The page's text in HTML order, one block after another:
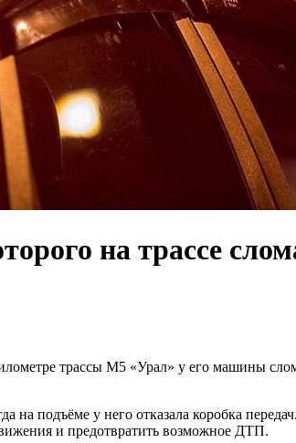
на трассе
трассы М5 «Урал» у его машины
подъёме у него отказала коробка
и предотвратить возможное ДТП.